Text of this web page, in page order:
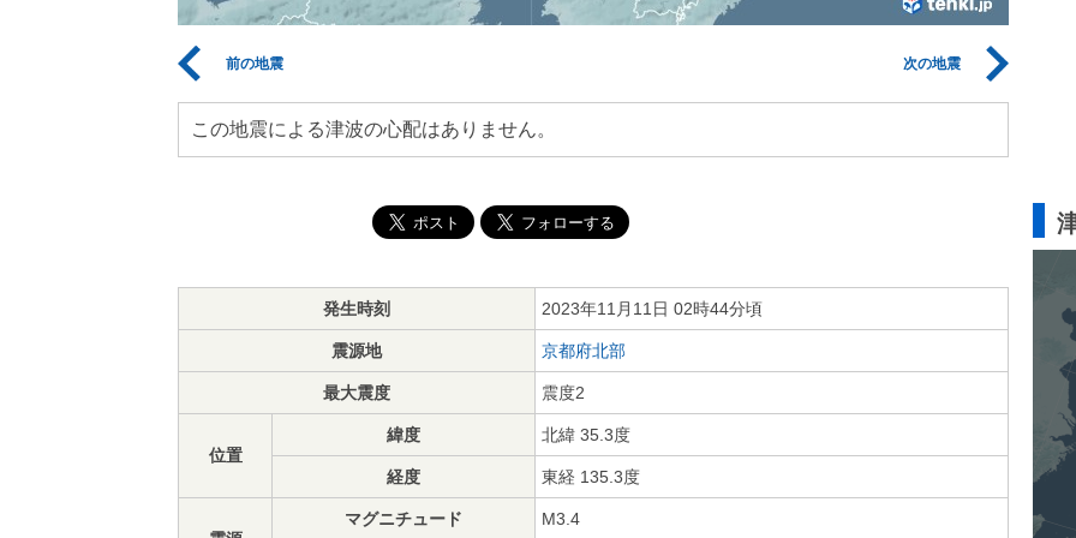
前の地震 次の地震
この地震による津波の心配はありません。
発生時刻 2023年11月11日 02時44分頃
震源地 京都府北部
最大震度 震度2
位置
緯度 北緯 35.3度
経度 東経 135.3度
マグニチュード M3.4